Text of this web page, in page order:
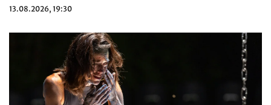
13.08.2026, 19:30